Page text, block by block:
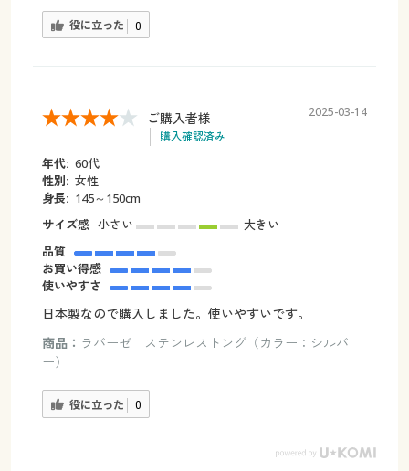
役に立った 0
ご購入者様
購入確認済み
2025-03-14
年代: 60代
性別: 女性
身長: 145～150cm
サイズ感 小さい
大きい
品質
お買い得感
使いやすさ
日本製なので購入しました。使いやすいです。
商品： ラバーゼ ステンレストング（カラー：シルバ
ー）
役に立った 0